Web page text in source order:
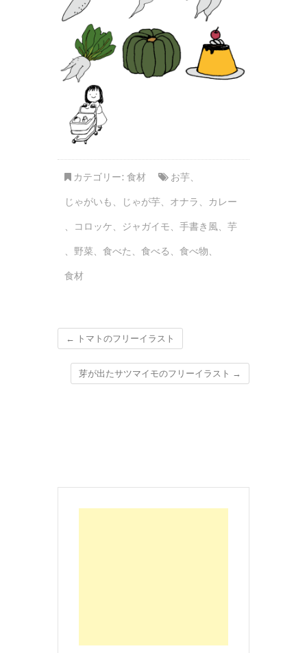
カテゴリー: 食材 お芋、
じゃがいも 、 じゃが芋、 オナラ 、
カレー
、
コロッケ、 ジャガイモ、 手書き風、 芋
、 野菜、 食べた 、 食べる 、 食べ物、
食材
← トマトのフリーイラスト
芽が出たサツマイモのフリーイラスト →